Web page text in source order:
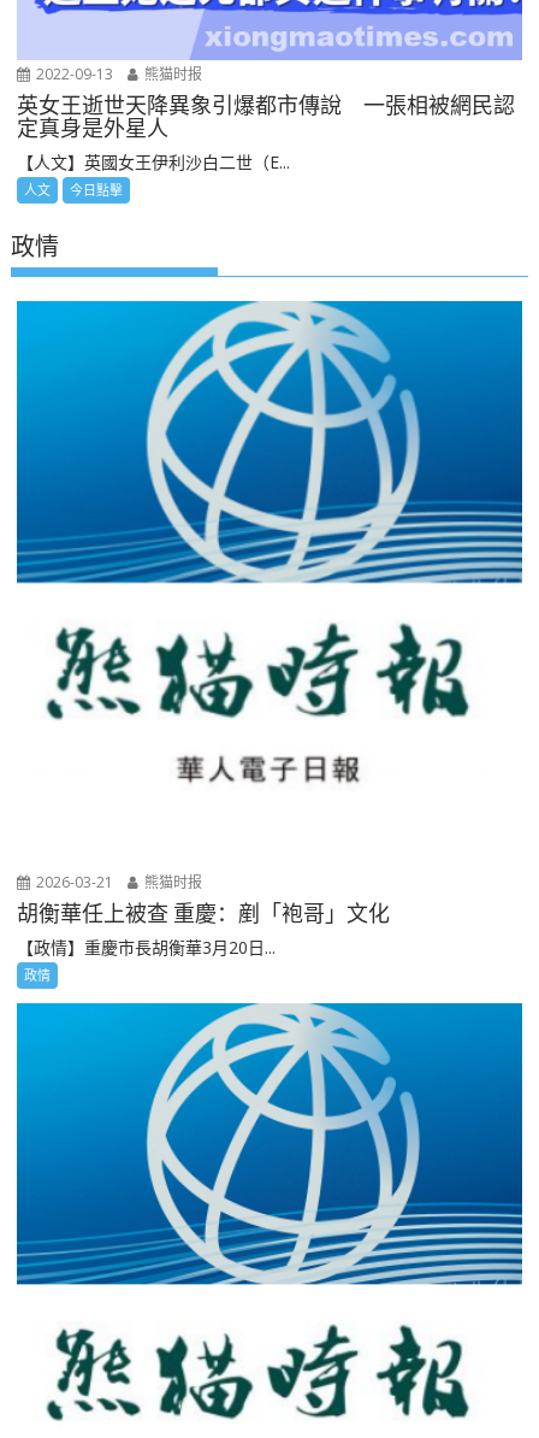
2022-09-13 熊猫时报
英女王逝世天降異象引爆都市傳說 一張相被網民認
定真身是外星人
【人文】英國女王伊利沙白二世（E...
人文 今日點擊
政情
2026-03-21 熊猫时报
胡衡華任上被查 重慶：剷「袍哥」文化
【政情】重慶市長胡衡華3月20日...
政情